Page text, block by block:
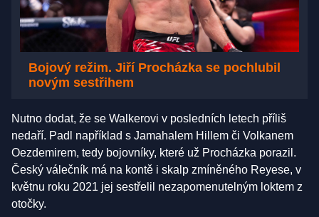
Bojový režim. Jiří Procházka se pochlubil
novým sestřihem
Nutno dodat, že se Walkerovi v posledních letech příliš
nedaří. Padl například s Jamahalem Hillem či Volkanem
Oezdemirem, tedy bojovníky, které už Procházka porazil.
Český válečník má na kontě i skalp zmíněného Reyese, v
květnu roku 2021 jej sestřelil nezapomenutelným loktem z
otočky.